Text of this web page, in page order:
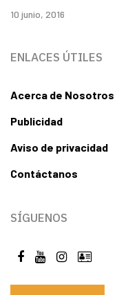
10 junio, 2016
ENLACES ÚTILES
Acerca de Nosotros
Publicidad
Aviso de privacidad
Contáctanos
SÍGUENOS